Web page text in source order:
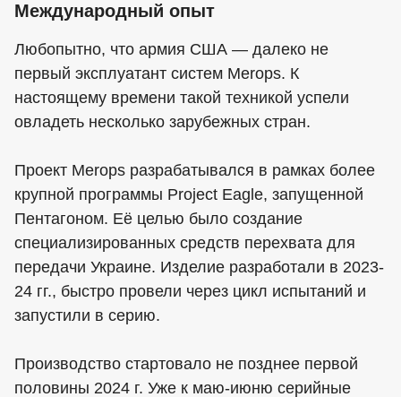
Международный опыт
Любопытно, что армия США — далеко не
первый эксплуатант систем Merops. К
настоящему времени такой техникой успели
овладеть несколько зарубежных стран.
Проект Merops разрабатывался в рамках более
крупной программы Project Eagle, запущенной
Пентагоном. Её целью было создание
специализированных средств перехвата для
передачи Украине. Изделие разработали в 2023-
24 гг., быстро провели через цикл испытаний и
запустили в серию.
Производство стартовало не позднее первой
половины 2024 г. Уже к маю-июню серийные